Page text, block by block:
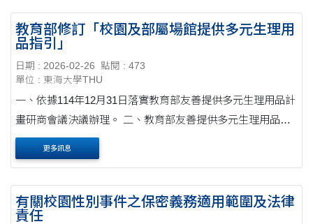
教育部修訂「校園及部屬場館提供多元生理用
品指引」
日期 : 2026-02-26
點閱 : 473
單位 : 東海大學THU
一、依據114年12月31日落實教育部友善提供多元生理用品計
畫研商會議決議辦理。 二、教育部友善提供多元生理用品計
畫實施迄今已滿兩年有餘,經檢視現行指引之執行情形,爰針對
部分內容文字予以修訂,使指引更明確,以....
更多訊息
有關校園性別事件之保密義務適用範圍及法律
責任